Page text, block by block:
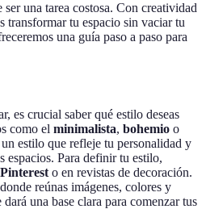
una tarea costosa. Con creatividad
transformar tu espacio sin vaciar tu
una guía paso a paso para
es crucial saber qué estilo deseas
como el minimalista, bohemio o
estilo que refleje tu personalidad y
espacios. Para definir tu estilo,
Pinterest o en revistas de decoración.
reúnas imágenes, colores y
una base clara para comenzar tus